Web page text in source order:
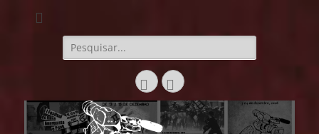
Anarquista e Punk
de SP